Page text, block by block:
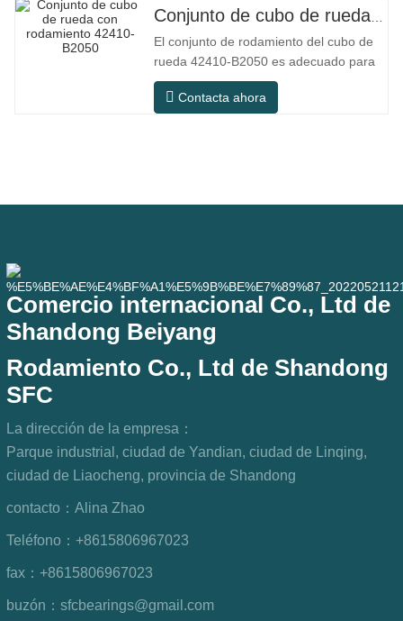
convencionales, pero en escenarios de
uso práctico como equipos de
automatización, máquinas herramienta
de precisión, equipos
Conjunto de cubo de rueda con rodamiento 42410-B2050
El conjunto de rodamiento del cubo de
rueda 42410-B2050 es adecuado para
el mercado de mantenimiento y
reemplazo de automóviles, cumpliendo
Contacta ahora
Comercio internacional Co., Ltd de
Shandong Beiyang
Rodamiento Co., Ltd de Shandong
SFC
La dirección de la empresa：
Parque industrial, ciudad de Yandian, ciudad de Linqing,
ciudad de Liaocheng, provincia de Shandong
contacto： Alina Zhao
Teléfono： +8615806967023
fax： +8615806967023
buzón： sfcbearings@gmail.com